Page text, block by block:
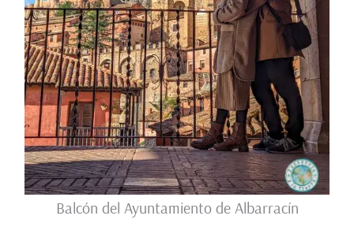
Balcón del Ayuntamiento de Albarracín